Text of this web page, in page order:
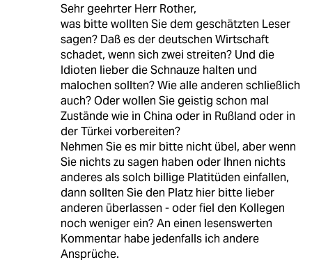
Sehr geehrter Herr Rother,
was bitte wollten Sie dem geschätzten Leser
sagen? Daß es der deutschen Wirtschaft
schadet, wenn sich zwei streiten? Und die
Idioten lieber die Schnauze halten und
malochen sollten? Wie alle anderen schließlich
auch? Oder wollen Sie geistig schon mal
Zustände wie in China oder in Rußland oder in
der Türkei vorbereiten?
Nehmen Sie es mir bitte nicht übel, aber wenn
Sie nichts zu sagen haben oder Ihnen nichts
anderes als solch billige Platitüden einfallen,
dann sollten Sie den Platz hier bitte lieber
anderen überlassen - oder fiel den Kollegen
noch weniger ein? An einen lesenswerten
Kommentar habe jedenfalls ich andere
Ansprüche.